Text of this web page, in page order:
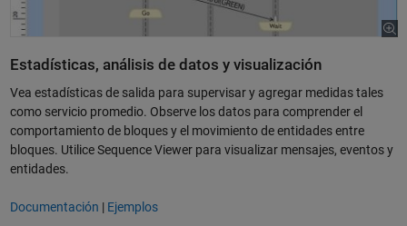
Estadísticas, análisis de datos y visualización
Vea estadísticas de salida para supervisar y agregar medidas tales
como servicio promedio. Observe los datos para comprender el
comportamiento de bloques y el movimiento de entidades entre
bloques. Utilice Sequence Viewer para visualizar mensajes, eventos y
entidades.
Documentación | Ejemplos